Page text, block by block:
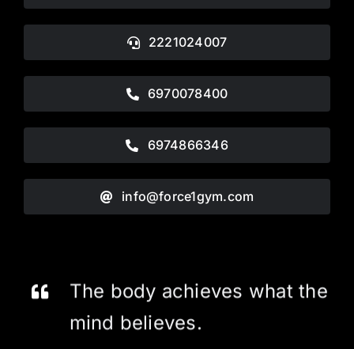
2221024007
6970078400
6974866346
info@force1gym.com
The body achieves what the
mind believes.